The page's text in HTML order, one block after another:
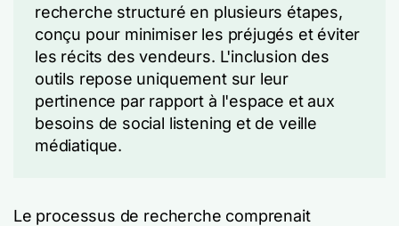
recherche structuré en plusieurs étapes,
conçu pour minimiser les préjugés et éviter
les récits des vendeurs. L'inclusion des
outils repose uniquement sur leur
pertinence par rapport à l'espace et aux
besoins de social listening et de veille
médiatique.
Le processus de recherche comprenait